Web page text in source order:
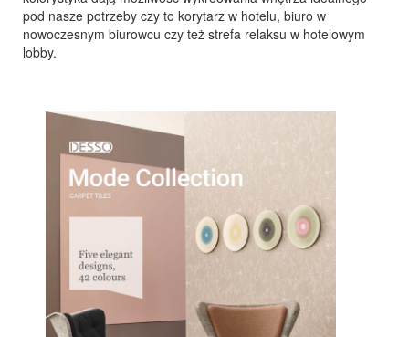
pod nasze potrzeby czy to korytarz w hotelu, biuro w
nowoczesnym biurowcu czy też strefa relaksu w hotelowym
lobby.